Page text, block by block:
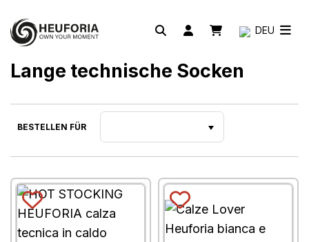
DEU
Lange technische Socken
BESTELLEN FÜR